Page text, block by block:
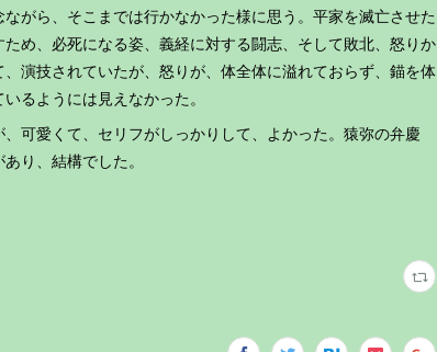
がら、そこまでは行かなかった様に思う。平家を滅亡させた
め、必死になる姿、義経に対する闘志、そして敗北、怒りか
演技されていたが、怒りが、体全体に溢れておらず、錨を体
るようには見えなかった。
可愛くて、セリフがしっかりして、よかった。猿弥の弁慶
り、結構でした。